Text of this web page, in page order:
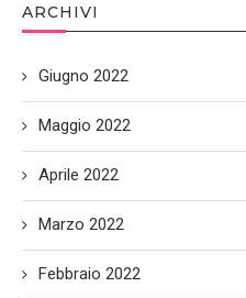
ARCHIVI
Giugno 2022
Maggio 2022
Aprile 2022
Marzo 2022
Febbraio 2022